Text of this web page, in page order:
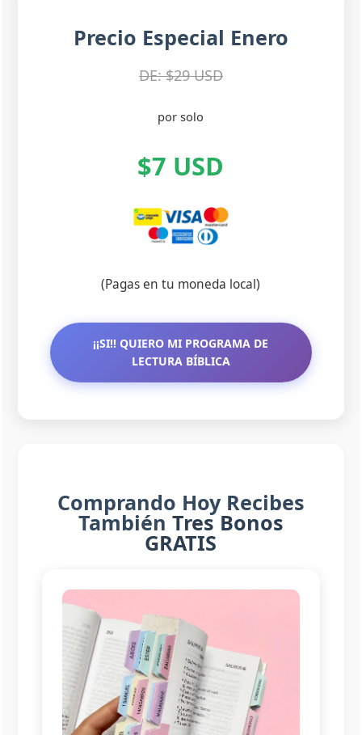
Precio Especial Enero
DE: $29 USD
por solo
$7 USD
(Pagas en tu moneda local)
¡¡SI!! QUIERO MI PROGRAMA DE
LECTURA BÍBLICA
Comprando Hoy Recibes
También Tres Bonos
GRATIS